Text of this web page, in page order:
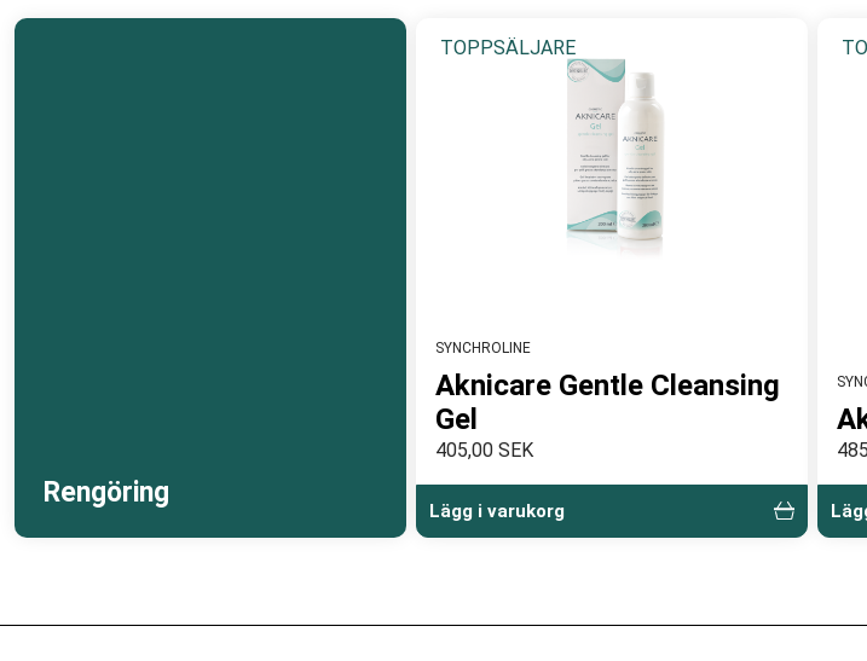
Rengöring
TOPPSÄLJARE
SYNCHROLINE
Aknicare Gentle Cleansing
Gel
405,00 SEK
Lägg i varukorg